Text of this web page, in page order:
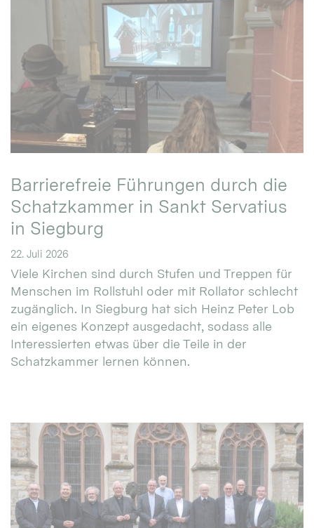
Barrierefreie Führungen durch die
Schatzkammer in Sankt Servatius
in Siegburg
22. Juli 2026
Viele Kirchen sind durch Stufen und Treppen für
Menschen im Rollstuhl oder mit Rollator schlecht
zugänglich. In Siegburg hat sich Heinz Peter Lob
ein eigenes Konzept ausgedacht, sodass alle
Interessierten etwas über die Teile in der
Schatzkammer lernen können.